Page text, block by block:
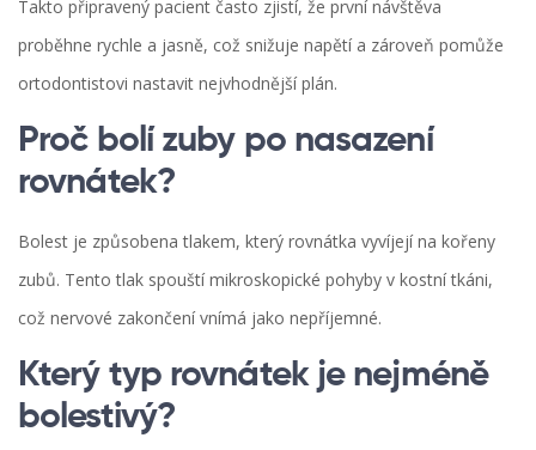
Takto připravený pacient často zjistí, že první návštěva
proběhne rychle a jasně, což snižuje napětí a zároveň pomůže
ortodontistovi nastavit nejvhodnější plán.
Proč bolí zuby po nasazení
rovnátek?
Bolest je způsobena tlakem, který rovnátka vyvíjejí na kořeny
zubů. Tento tlak spouští mikroskopické pohyby v kostní tkáni,
což nervové zakončení vnímá jako nepříjemné.
Který typ rovnátek je nejméně
bolestivý?